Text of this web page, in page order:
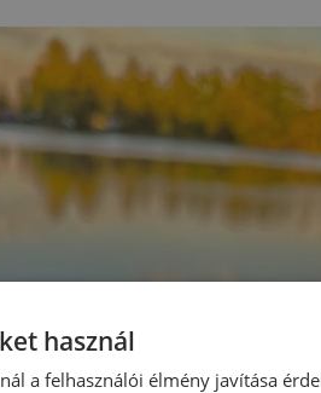
használ
a felhasználói élmény javítása